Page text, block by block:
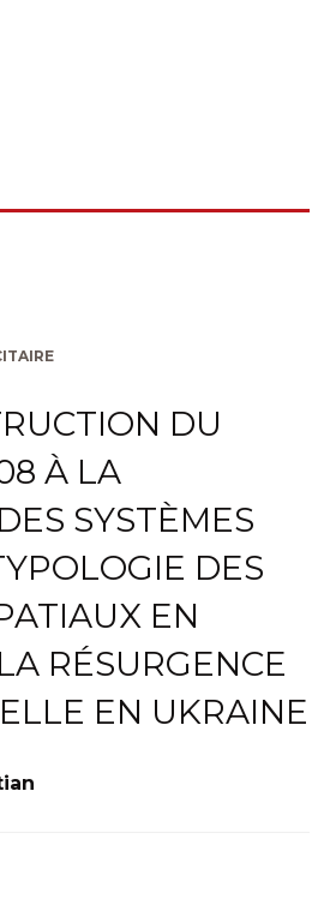
DU
À LA
SYSTÈMES
DES
EN
RÉSURGENCE
EN UKRAINE